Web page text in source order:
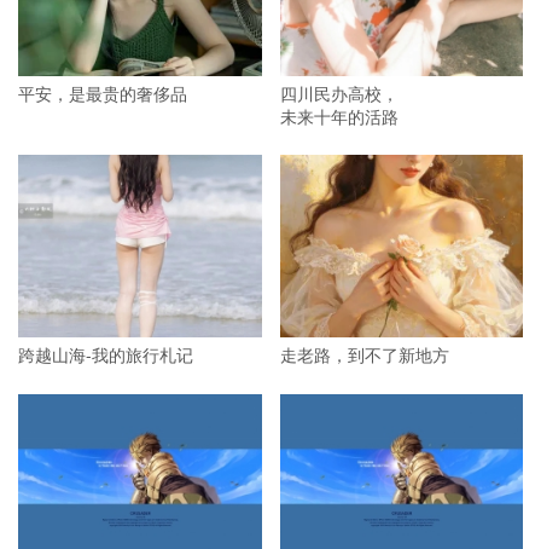
平安，是最贵的奢侈品
四川民办高校，
未来十年的活路
跨越山海-我的旅行札记 走老路，到不了新地方